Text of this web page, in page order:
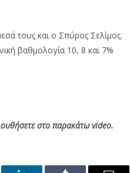
τους και ο Σπύρος Σελίμος.
βαθμολογία 10, 8 και 7%
στο παρακάτω video.